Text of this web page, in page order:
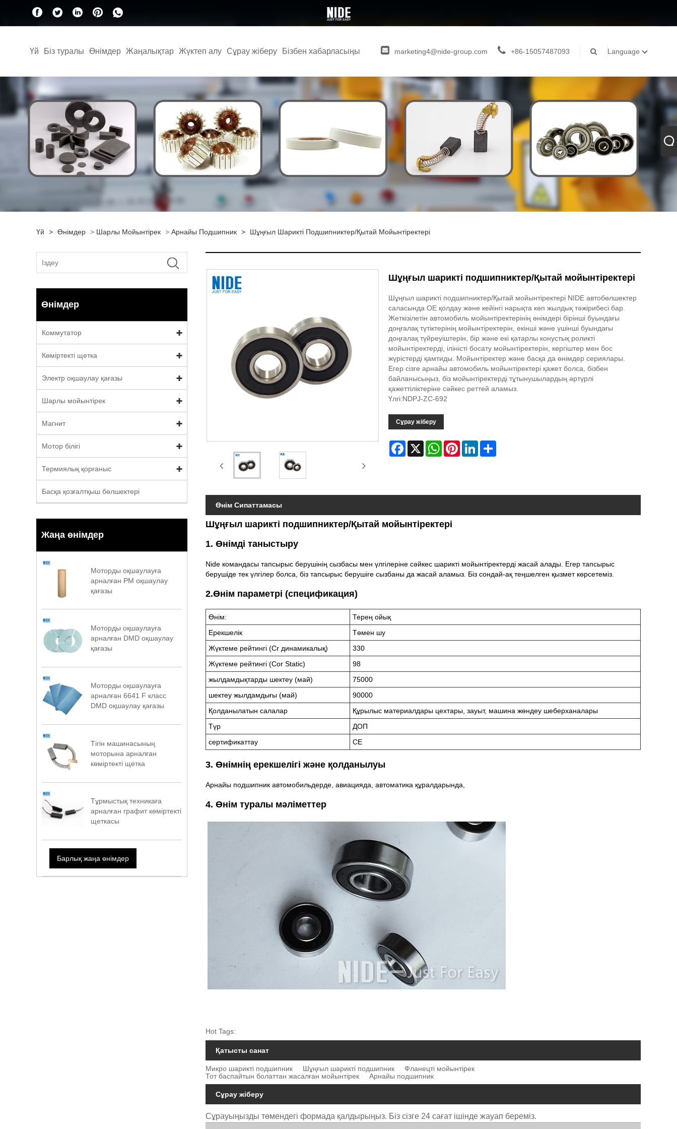
Үй Біз туралы Өнімдер Жаңалықтар Жүктеп алу Сұрау жіберу Бізбен хабарласыңы marketing4@nide-group.com +86-15057487093 Language
Үй > Өнімдер > Шарлы Мойынтірек > Арнайы Подшипник > Шұңғыл Шарикті Подшипниктер/Қытай Мойынтіректері
Өнімдер
Коммутатор
Көміртекті щетка
Электр оқшаулау қағазы
Шарлы мойынтірек
Магнит
Мотор білігі
Термиялық қорғаныс
Басқа қозғалтқыш бөлшектері
Жаңа өнімдер
Моторды оқшаулауға
арналған PM оқшаулау
қағазы
Моторды оқшаулауға
арналған DMD оқшаулау
қағазы
Моторды оқшаулауға
арналған 6641 F класс
DMD оқшаулау қағазы
Тігін машинасының
моторына арналған
көміртекті щетка
Тұрмыстық техникаға
арналған графит көміртекті
щеткасы
Барлық жаңа өнімдер
Шұңғыл шарикті подшипниктер/Қытай мойынтіректері
Шұңғыл шарикті подшипниктер/Қытай мойынтіректері NIDE автобөлшектер
саласында OE қолдау және кейінгі нарықта көп жылдық тәжірибесі бар.
Жеткізілетін автомобиль мойынтіректерінің өнімдері бірінші буындағы
доңғалақ түтіктерінің мойынтіректерін, екінші және үшінші буындағы
доңғалақ түйреуіштерін, бір және екі қатарлы конустық роликті
мойынтіректерді, іліністі босату мойынтіректерін, кергіштер мен бос
жүрістерді қамтиды. Мойынтіректер және басқа да өнімдер сериялары.
Егер сізге арнайы автомобиль мойынтіректері қажет болса, бізбен
байланысыңыз, біз мойынтіректерді тұтынушылардың әртүрлі
қажеттіліктеріне сәйкес реттей аламыз.
Үлгі:NDPJ-ZC-692
Сұрау жіберу
Facebook
X WhatsAppPinterestLinkedInShare
Өнім Сипаттамасы
Шұңғыл шарикті подшипниктер/Қытай мойынтіректері
1. Өнімді таныстыру
Nide командасы тапсырыс берушінің сызбасы мен үлгілеріне сәйкес шарикті мойынтіректерді жасай алады. Егер тапсырыс
берушіде тек үлгілер болса, біз тапсырыс берушіге сызбаны да жасай аламыз. Біз сондай-ақ теңшелген қызмет көрсетеміз.
2.Өнім параметрі (спецификация)
Өнім:
Терең ойық
Ерекшелік
Төмен шу
Жүктеме рейтингі (Cr динамикалық)
330
Жүктеме рейтингі (Cor Static)
98
жылдамдықтарды шектеу (май)
75000
шектеу жылдамдығы (май)
90000
Қолданылатын салалар
Құрылыс материалдары цехтары, зауыт, машина жөндеу шеберханалары
Түр
ДОП
сертификаттау
CE
3. Өнімнің ерекшелігі және қолданылуы
Арнайы подшипник автомобильдерде, авиацияда, автоматика құралдарында,
4. Өнім туралы мәліметтер
Hot Tags:
Қатысты санат
Микро шарикті подшипник Шұңғыл шарикті подшипник
Фланецті мойынтірек
Тот баспайтын болаттан жасалған мойынтірек
Арнайы подшипник
Сұрау жіберу
Сұрауыңызды төмендегі формада қалдырыңыз. Біз сізге 24 сағат ішінде жауап береміз.